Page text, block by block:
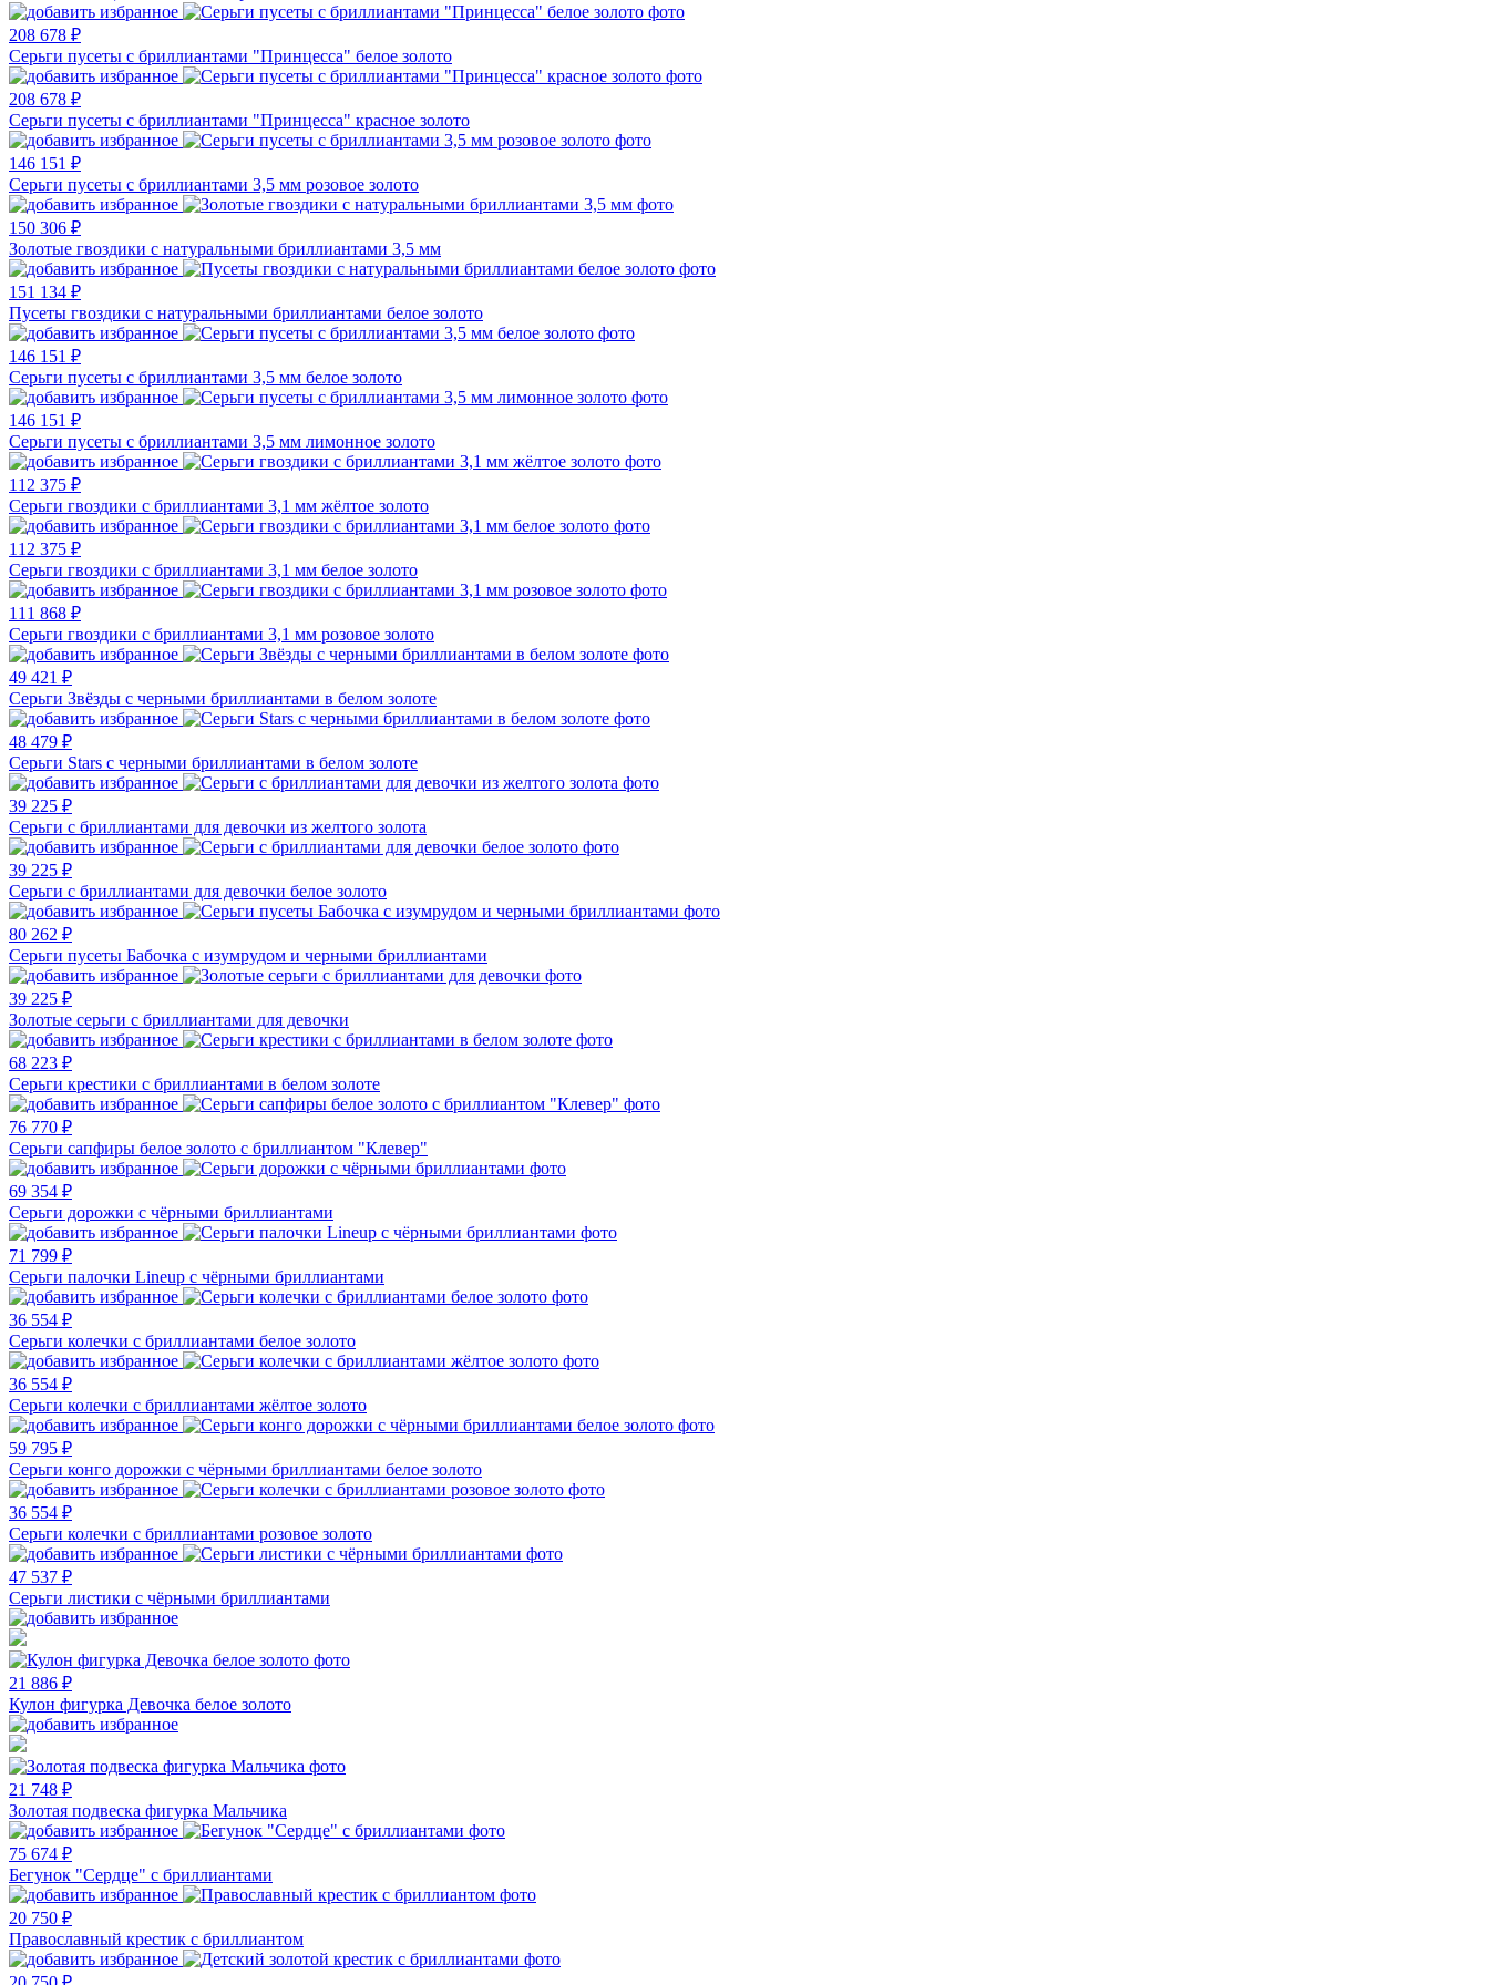
208 678 ₽
Серьги пусеты с бриллиантами "Принцесса" белое золото
208 678 ₽
Серьги пусеты с бриллиантами "Принцесса" красное золото
146 151 ₽
Серьги пусеты с бриллиантами 3,5 мм розовое золото
150 306 ₽
Золотые гвоздики с натуральными бриллиантами 3,5 мм
151 134 ₽
Пусеты гвоздики с натуральными бриллиантами белое золото
146 151 ₽
Серьги пусеты с бриллиантами 3,5 мм белое золото
146 151 ₽
Серьги пусеты с бриллиантами 3,5 мм лимонное золото
112 375 ₽
Серьги гвоздики с бриллиантами 3,1 мм жёлтое золото
112 375 ₽
Серьги гвоздики с бриллиантами 3,1 мм белое золото
111 868 ₽
Серьги гвоздики с бриллиантами 3,1 мм розовое золото
49 421 ₽
Серьги Звёзды с черными бриллиантами в белом золоте
48 479 ₽
Серьги Stars с черными бриллиантами в белом золоте
39 225 ₽
Серьги с бриллиантами для девочки из желтого золота
39 225 ₽
Серьги с бриллиантами для девочки белое золото
80 262 ₽
Серьги пусеты Бабочка с изумрудом и черными бриллиантами
39 225 ₽
Золотые серьги с бриллиантами для девочки
68 223 ₽
Серьги крестики с бриллиантами в белом золоте
76 770 ₽
Серьги сапфиры белое золото с бриллиантом "Клевер"
69 354 ₽
Серьги дорожки с чёрными бриллиантами
71 799 ₽
Серьги палочки Lineup с чёрными бриллиантами
36 554 ₽
Серьги колечки с бриллиантами белое золото
36 554 ₽
Серьги колечки с бриллиантами жёлтое золото
59 795 ₽
Серьги конго дорожки с чёрными бриллиантами белое золото
36 554 ₽
Серьги колечки с бриллиантами розовое золото
47 537 ₽
Серьги листики с чёрными бриллиантами
21 886 ₽
Кулон фигурка Девочка белое золото
21 748 ₽
Золотая подвеска фигурка Мальчика
75 674 ₽
Бегунок "Сердце" с бриллиантами
20 750 ₽
Православный крестик с бриллиантом